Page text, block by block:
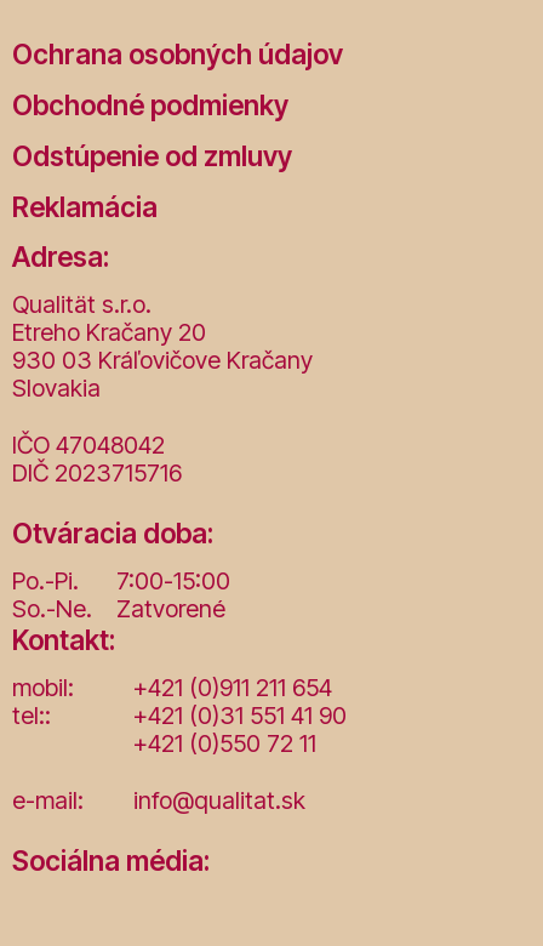
Ochrana osobných údajov
Obchodné podmienky
Odstúpenie od zmluvy
Reklamácia
Adresa:
Qualität s.r.o.
Etreho Kračany 20
930 03 Kráľovičove Kračany
Slovakia
IČO 47048042
DIČ 2023715716
Otváracia doba:
Po.-Pi.
7:00-15:00
So.-Ne.
Zatvorené
Kontakt:
mobil:
+421 (0)911 211 654
tel::
+421 (0)31 551 41 90
+421 (0)550 72 11
e-mail:
info@qualitat.sk
Sociálna média: